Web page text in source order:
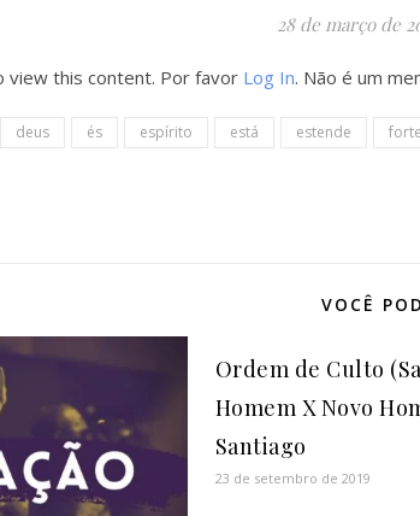
28 de março de
view this content. Por favor Log In. Não é um
deus és espírito está estende forte
VOCÊ
Ordem de Culto
Homem X Novo
Santiago
23 de setembro de 2019